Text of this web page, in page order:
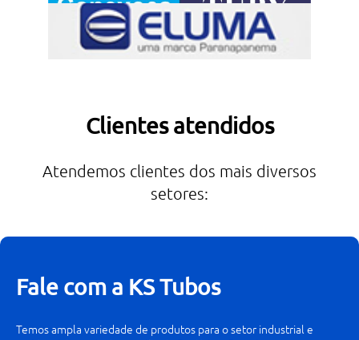
Clientes atendidos
Atendemos clientes dos mais diversos
setores:
Fale com a KS Tubos
Temos ampla variedade de produtos para o setor industrial e